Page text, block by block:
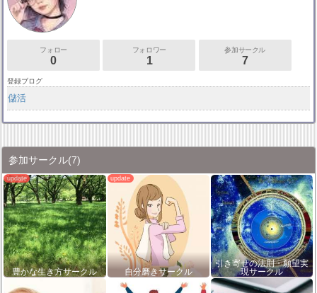
フォロー
0
フォロワー
1
参加サークル
7
登録ブログ
儲活
参加サークル(7)
豊かな生き方サークル 自分磨きサークル
引き寄せの法則・願望実
現サークル